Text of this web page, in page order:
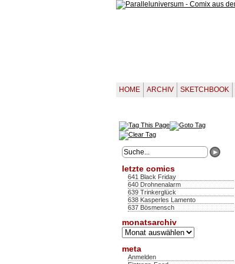
HOME ARCHIV SKETCHBOOK
letzte comics
641 Black Friday
640 Drohnenalarm
639 Trinkerglück
638 Kasperles Lamento
637 Bösmensch
monatsarchiv
Monatsarchiv
meta
Anmelden